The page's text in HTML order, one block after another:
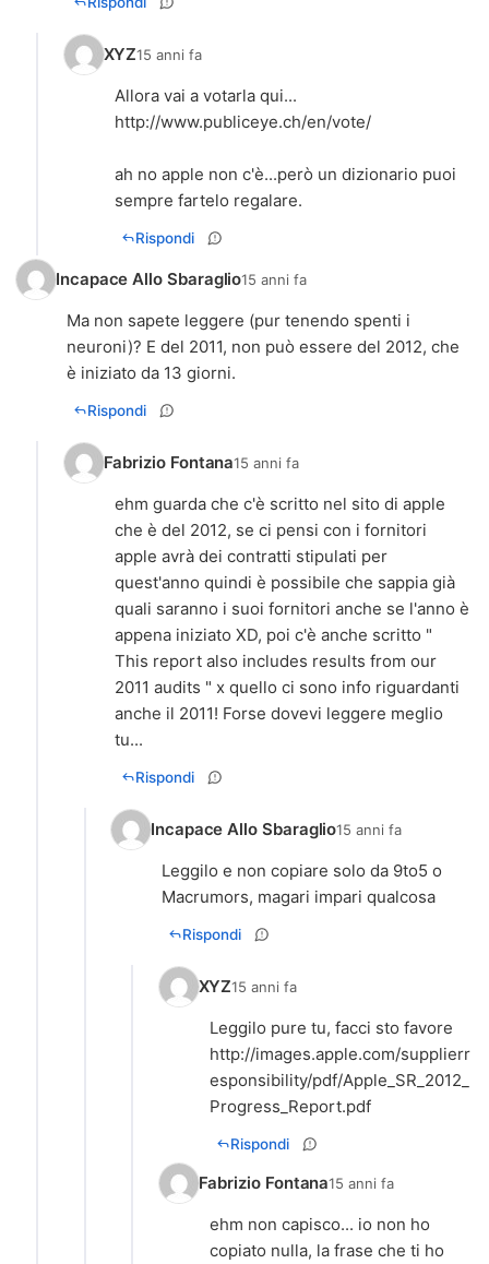
XYZ15 anni fa
http://www.publiceye.ch/en/vote/
ah no apple non c'è...però un dizionario puoi
Rispondi
Incapace Allo Sbaraglio15 anni fa
Ma non sapete leggere (pur tenendo spenti i
neuroni)? E del 2011, non può essere del 2012, che
è iniziato da 13 giorni.
Rispondi
Fabrizio Fontana15 anni fa
ehm guarda che c'è scritto nel sito di apple
che è del 2012, se ci pensi con i fornitori
apple avrà dei contratti stipulati per
quest'anno quindi è possibile che sappia già
quali saranno i suoi fornitori anche se l'anno è
appena iniziato XD, poi c'è anche scritto "
This report also includes results from our
2011 audits " x quello ci sono info riguardanti
anche il 2011! Forse dovevi leggere meglio
tu...
Rispondi
Incapace Allo Sbaraglio15 anni fa
Leggilo e non copiare solo da 9to5 o
Macrumors, magari impari qualcosa
Rispondi
XYZ15 anni fa
http://images.apple.com/supplierr
esponsibility/pdf/Apple_SR_2012_
Progress_Report.pdf
Rispondi
Fabrizio Fontana15 anni fa
ehm non capisco... io non ho
copiato nulla, la frase che ti ho